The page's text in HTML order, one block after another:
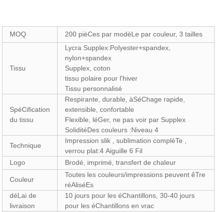
MOQ 200 pièCes par modèLe par couleur, 3 tailles
Tissu
Lycra Supplex:Polyester+spandex,
nylon+spandex
Supplex, coton
tissu polaire pour l'hiver
Tissu personnalisé
SpéCification
du tissu
Respirante, durable, àSéChage rapide,
extensible, confortable
Flexible, léGer, ne pas voir par Supplex
SoliditéDes couleurs :Niveau 4
Technique
Impression slik , sublimation complèTe ,
verrou plat:4 Aiguille 6 Fil
Logo
Brodé, imprimé, transfert de chaleur
Couleur
Toutes les couleurs/impressions peuvent êTre
réAliséEs
déLai de
livraison
10 jours pour les éChantillons, 30-40 jours
pour les éChantillons en vrac